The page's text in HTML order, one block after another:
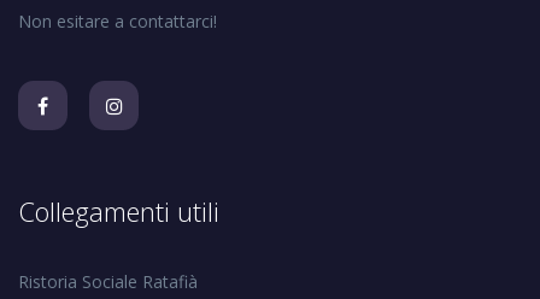
Non esitare a contattarci!
Collegamenti utili
Ristoria Sociale Ratafià